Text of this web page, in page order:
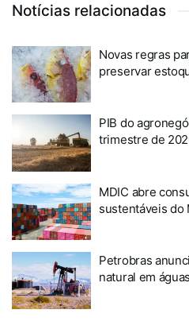
Notícias relacionadas
Novas regras
preservar
PIB do
trimestre de
MDIC abre
sustentáveis do
Petrobras
natural em